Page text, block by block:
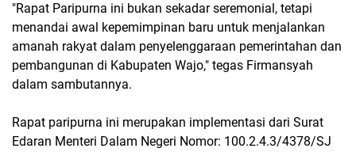
"Rapat Paripurna ini bukan sekadar seremonial, tetapi
menandai awal kepemimpinan baru untuk menjalankan
amanah rakyat dalam penyelenggaraan pemerintahan dan
pembangunan di Kabupaten Wajo," tegas Firmansyah
dalam sambutannya.
Rapat paripurna ini merupakan implementasi dari Surat
Edaran Menteri Dalam Negeri Nomor: 100.2.4.3/4378/SJ